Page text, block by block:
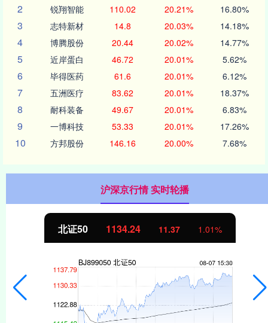
2 锐翔智能 110.02 20.21% 16.80%
3 志特新材 14.8 20.03% 14.18%
4 博腾股份 20.44 20.02% 14.77%
5 近岸蛋白 46.72 20.01% 5.62%
6 毕得医药 61.6 20.01% 6.12%
7 五洲医疗 83.62 20.01% 18.37%
8 耐科装备 49.67 20.01% 6.83%
9 一博科技 53.33 20.01% 17.26%
10 方邦股份 146.16 20.00% 7.68%
沪深京行情 实时轮播
北证50 1134.24 11.37 1.01%